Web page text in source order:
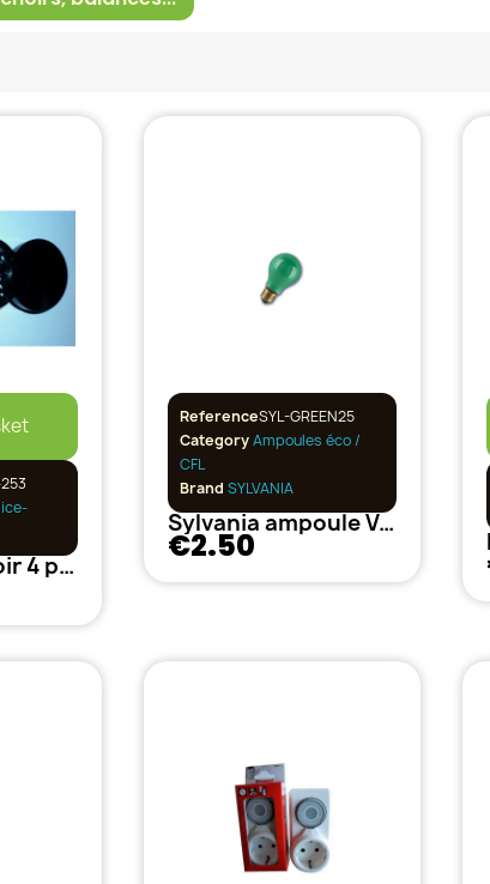
Moulin ALU Noir 4 parties 60mm
ReferenceSYL-GREEN25
CategoryAmpoules éco /
CFL
Brand SYLVANIA
Sylvania ampoule Verte 25w
€2.50